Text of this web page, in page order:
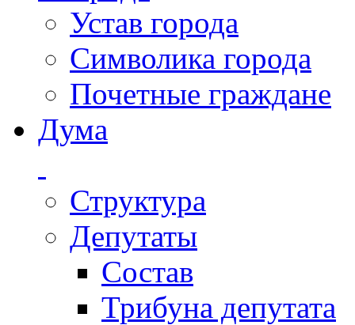
Устав города
Символика города
Почетные граждане
Дума
Структура
Депутаты
Состав
Трибуна депутата